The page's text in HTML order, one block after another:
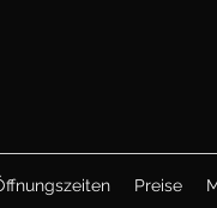
Preise